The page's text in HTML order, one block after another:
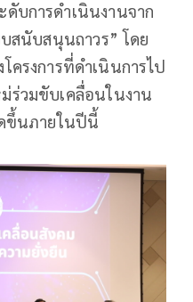
บการดำเนินงานจาก
สนับสนุนถาวร” โดย
ครงการที่ดำเนินการไป
ร่วมขับเคลื่อนในงาน
ขึ้นภายในปีนี้